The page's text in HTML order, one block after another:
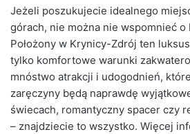
Jeżeli poszukujecie idealnego
górach, nie można nie wspomnieć o
Położony w Krynicy-Zdrój ten
tylko komfortowe warunki
mnóstwo atrakcji i udogodnień,
zaręczyny będą naprawdę
świecach, romantyczny spacer czy
– znajdziecie to wszystko. Więcej